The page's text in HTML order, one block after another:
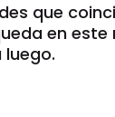
que
en este